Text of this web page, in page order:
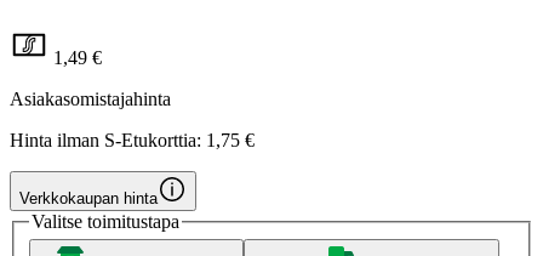
1,49 €
Asiakasomistajahinta
Hinta ilman S-Etukorttia: 1,75 €
Verkkokaupan hinta
Valitse toimitustapa